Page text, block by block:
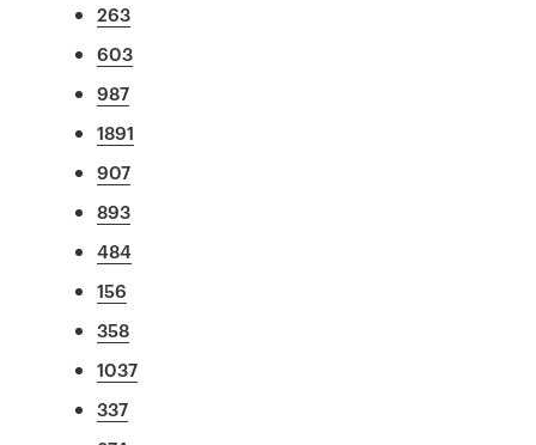
263
603
987
1891
907
893
484
156
358
1037
337